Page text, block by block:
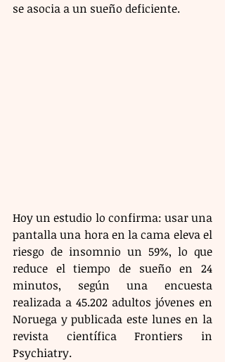
se asocia a un sueño deficiente.
Hoy un estudio lo confirma: usar una
pantalla una hora en la cama eleva el
riesgo de insomnio un 59%, lo que
reduce el tiempo de sueño en 24
minutos, según una encuesta
realizada a 45.202 adultos jóvenes en
Noruega y publicada este lunes en la
revista científica Frontiers in
Psychiatry.